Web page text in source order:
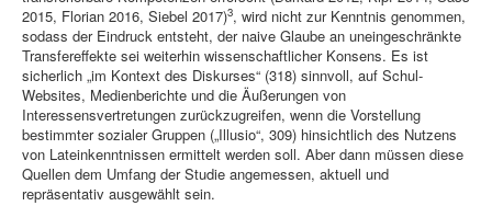
2015, Florian 2016, Siebel 2017)3, wird nicht zur Kenntnis genommen,
sodass der Eindruck entsteht, der naive Glaube an uneingeschränkte
Transfereffekte sei weiterhin wissenschaftlicher Konsens. Es ist
sicherlich „im Kontext des Diskurses“ (318) sinnvoll, auf Schul-
Websites, Medienberichte und die Äußerungen von
Interessensvertretungen zurückzugreifen, wenn die Vorstellung
bestimmter sozialer Gruppen („Illusio“, 309) hinsichtlich des Nutzens
von Lateinkenntnissen ermittelt werden soll. Aber dann müssen diese
Quellen dem Umfang der Studie angemessen, aktuell und
repräsentativ ausgewählt sein.